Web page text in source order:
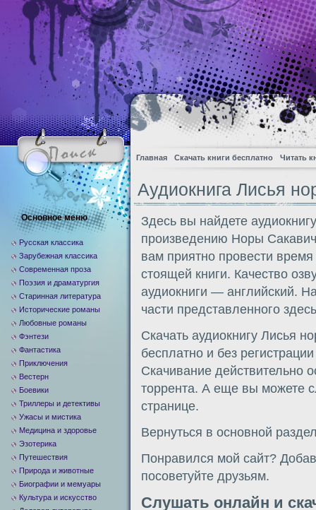
Главная Скачать книги бесплатно Читать
Аудиокнига Лисья
Здесь вы найдете
произведению Норы
вам приятно провести
стоящей книги. Качество
аудиокниги — английский.
части представленного
Скачать аудиокнигу Лисья
бесплатно и без
Скачивание действительно
торрента. А еще вы можете
странице.
Вернуться в основной
Понравился мой сайт?
посоветуйте друзьям.
Слушать онлайн и
Основное меню
Русская классика
Зарубежная классика
Современная проза
Поэзия и драматургия
Старинная литература
Исторические романы
Любовные романы
Фэнтези
Фантастика
Приключения
Вестерн
Боевики
Триллеры и детективы
Ужасы и мистика
Медицина и здоровье
Эзотерика
Путешествия
Природа и животные
Биографии и мемуары
Культура и искусство